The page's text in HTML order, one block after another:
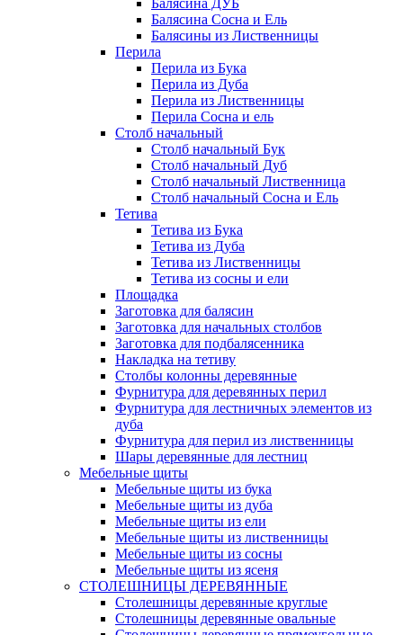
Балясина ДУБ
Балясина Сосна и Ель
Балясины из Лиственницы
Перила
Перила из Бука
Перила из Дуба
Перила из Лиственницы
Перила Сосна и ель
Столб начальный
Столб начальный Бук
Столб начальный Дуб
Столб начальный Лиственница
Столб начальный Сосна и Ель
Тетива
Тетива из Бука
Тетива из Дуба
Тетива из Лиственницы
Тетива из сосны и ели
Площадка
Заготовка для балясин
Заготовка для начальных столбов
Заготовка для подбалясенника
Накладка на тетиву
Столбы колонны деревянные
Фурнитура для деревянных перил
Фурнитура для лестничных элементов из
дуба
Фурнитура для перил из лиственницы
Шары деревянные для лестниц
Мебельные щиты
Мебельные щиты из бука
Мебельные щиты из дуба
Мебельные щиты из ели
Мебельные щиты из лиственницы
Мебельные щиты из сосны
Мебельные щиты из ясеня
СТОЛЕШНИЦЫ ДЕРЕВЯННЫЕ
Столешницы деревянные круглые
Столешницы деревянные овальные